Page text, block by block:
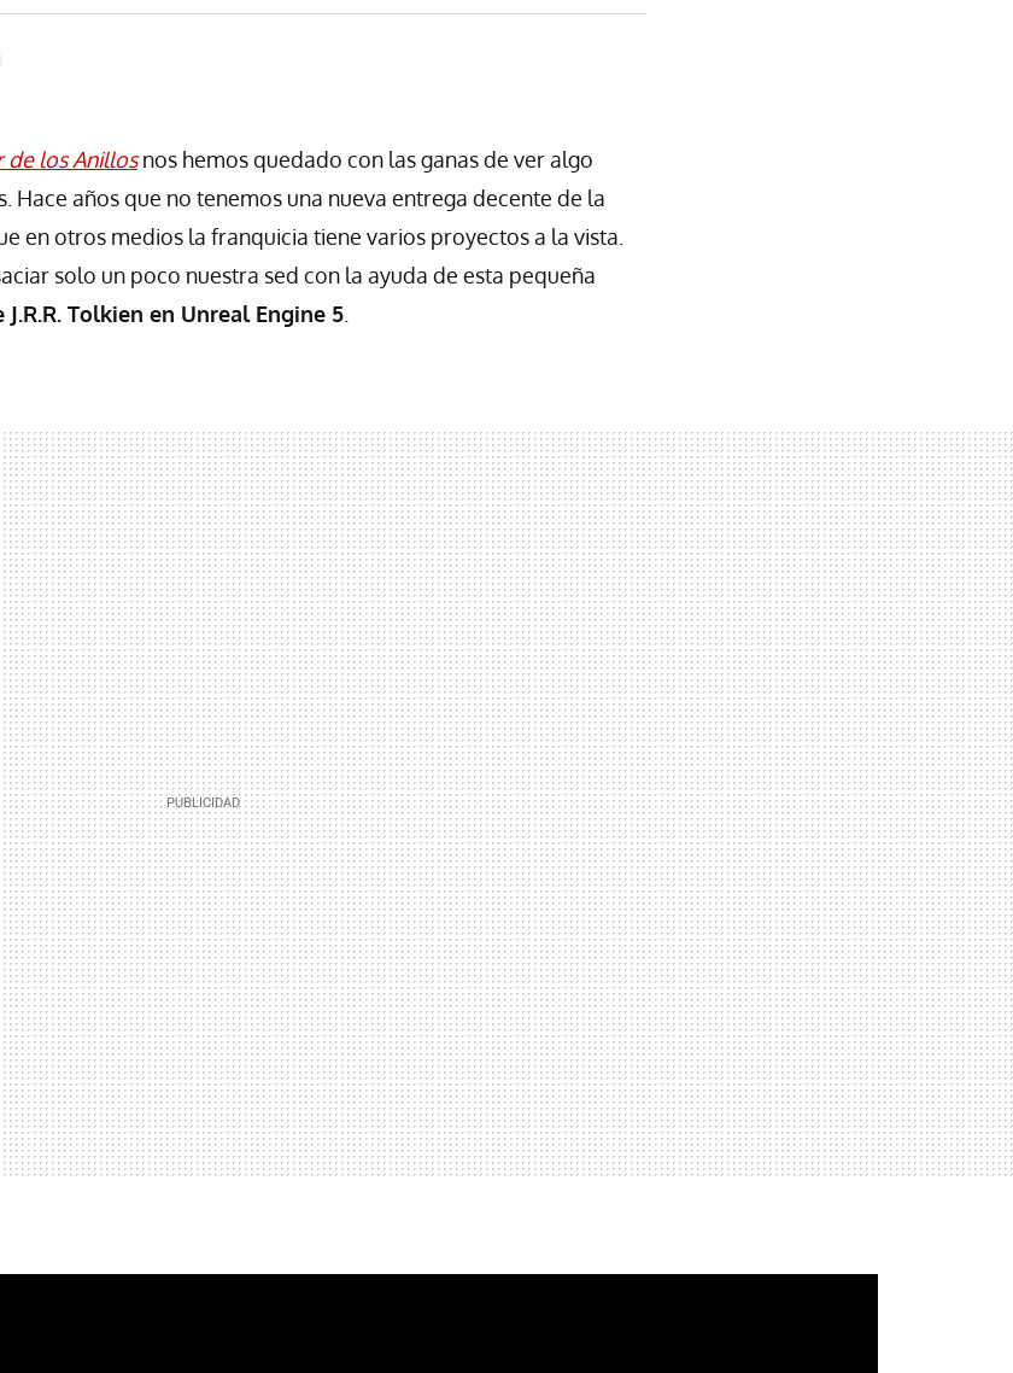
de los Anillosnos hemos quedado con las ganas de ver algo
Hace años que no tenemos una nueva entrega decente de la
en otros medios la franquicia tiene varios proyectos a la vista.
solo un poco nuestra sed con la ayuda de esta pequeña
J.R.R. Tolkien en Unreal Engine 5